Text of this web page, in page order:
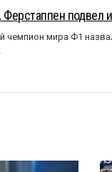
подвел
чемпион мира Ф1